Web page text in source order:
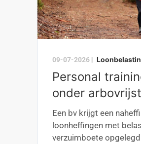
09-07-2026 |
Personal
onder
Een bv krijgt een
loonheffingen met
verzuimboete